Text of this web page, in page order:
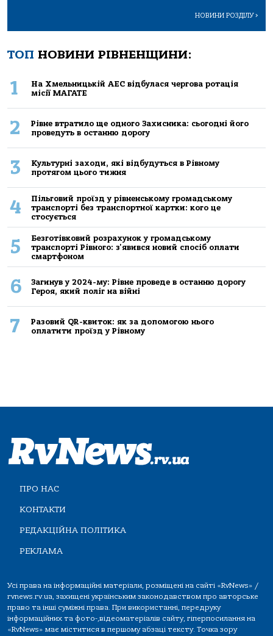
НОВИНИ РОЗДІЛУ>
ТОП НОВИНИ РІВНЕНЩИНИ:
1
На Хмельницькій АЕС відбулася чергова ротація
місії МАГАТЕ
2
Рівне втратило ще одного Захисника: сьогодні його
проведуть в останню дорогу
3
Культурні заходи, які відбудуться в Рівному
протягом цього тижня
4
Пільговий проїзд у рівненському громадському
транспорті без транспортної картки: кого це
стосується
5
Безготівковий розрахунок у громадському
транспорті Рівного: з'явився новий спосіб оплати
смартфоном
6
Загинув у 2024-му: Рівне проведе в останню дорогу
Героя, який поліг на війні
7
Разовий QR-квиток: як за допомогою нього
оплатити проїзд у Рівному
ПРО НАС
КОНТАКТИ
РЕДАКЦІЙНА ПОЛІТИКА
РЕКЛАМА
Усі права на інформаційні матеріали, розміщені на сайті «RvNews» /
rvnews.rv.ua, захищені українським законодавством про авторське
право та інші суміжні права. При використанні, передруку
інформаційних та фото-,відеоматеріалів сайту, гіперпосилання на
«RvNews» має міститися в першому абзаці тексту. Точка зору